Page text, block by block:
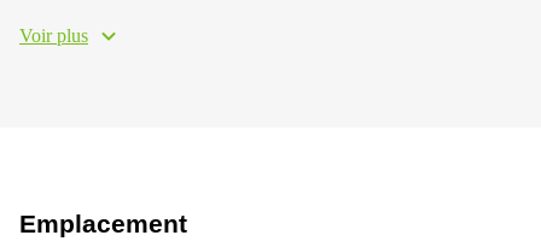
Voir plus
Emplacement